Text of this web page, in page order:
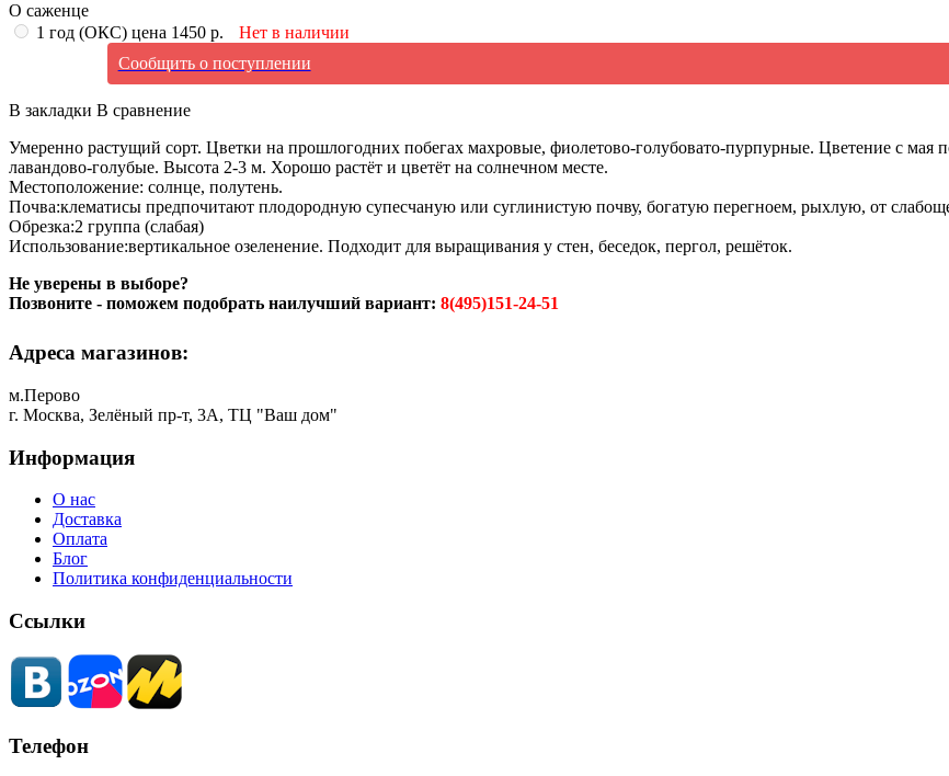
О саженце
1 год (ОКС) цена 1450 р.
Нет в наличии
Сообщить о поступлении
В закладки В сравнение
Умеренно растущий сорт. Цветки на прошлогодних побегах махровые, фиолетово-голубовато-пурпурные. Цветение с мая
лавандово-голубые. Высота 2-3 м. Хорошо растёт и цветёт на солнечном месте.
Местоположение: солнце, полутень.
Почва:клематисы предпочитают плодородную супесчаную или суглинистую почву, богатую перегноем, рыхлую, от
Обрезка:2 группа (слабая)
Использование:вертикальное озеленение. Подходит для выращивания у стен, беседок, пергол, решёток.
Не уверены в выборе?
Позвоните - поможем подобрать наилучший вариант: 8(495)151-24-51
Адреса магазинов:
м.Перово
г. Москва, Зелёный пр-т, 3А, ТЦ "Ваш дом"
Информация
О нас
Доставка
Оплата
Блог
Политика конфиденциальности
Ссылки
Телефон